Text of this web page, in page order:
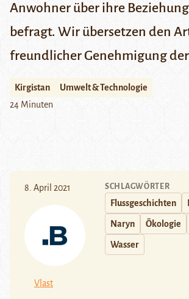
Anwohner über ihre
befragt. Wir übersetzen den
freundlicher Genehmigung
Kirgistan
Umwelt & Technologie
24 Minuten
8. April 2021
Vlast
SCHLAGWÖRTER
Flussgeschichten
Naryn Ökologie
Wasser